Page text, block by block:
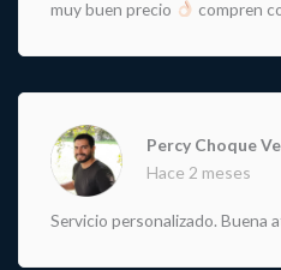
muy buen precio
compren
Percy Choque
Hace 2 meses
Servicio personalizado. Buena